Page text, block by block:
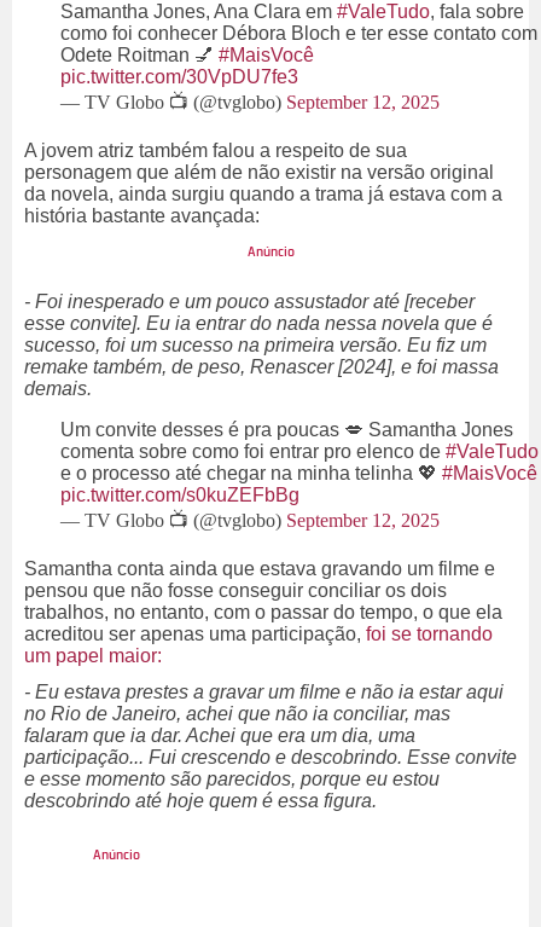
Samantha Jones, Ana Clara em #ValeTudo, fala sobre
como foi conhecer Débora Bloch e ter esse contato com
Odete Roitman 💅 #MaisVocê
pic.twitter.com/30VpDU7fe3
— TV Globo 📺 (@tvglobo) September 12, 2025
A jovem atriz também falou a respeito de sua
personagem que além de não existir na versão original
da novela, ainda surgiu quando a trama já estava com a
história bastante avançada:
- Foi inesperado e um pouco assustador até [receber
esse convite]. Eu ia entrar do nada nessa novela que é
sucesso, foi um sucesso na primeira versão. Eu fiz um
remake também, de peso, Renascer [2024], e foi massa
demais.
Um convite desses é pra poucas 💋 Samantha Jones
comenta sobre como foi entrar pro elenco de #ValeTudo
e o processo até chegar na minha telinha 💖 #MaisVocê
pic.twitter.com/s0kuZEFbBg
— TV Globo 📺 (@tvglobo) September 12, 2025
Samantha conta ainda que estava gravando um filme e
pensou que não fosse conseguir conciliar os dois
trabalhos, no entanto, com o passar do tempo, o que ela
acreditou ser apenas uma participação, foi se tornando
um papel maior:
- Eu estava prestes a gravar um filme e não ia estar aqui
no Rio de Janeiro, achei que não ia conciliar, mas
falaram que ia dar. Achei que era um dia, uma
participação... Fui crescendo e descobrindo. Esse convite
e esse momento são parecidos, porque eu estou
descobrindo até hoje quem é essa figura.